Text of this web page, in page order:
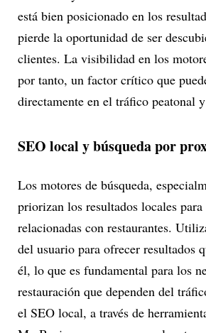
está bien posicionado en los
pierde la oportunidad de ser
clientes. La visibilidad en los
por tanto, un factor crítico que
directamente en el tráfico peatonal
SEO local y búsqueda por
Los motores de búsqueda,
priorizan los resultados locales para
relacionadas con restaurantes.
del usuario para ofrecer resultados
él, lo que es fundamental para los
restauración que dependen del
el SEO local, a través de